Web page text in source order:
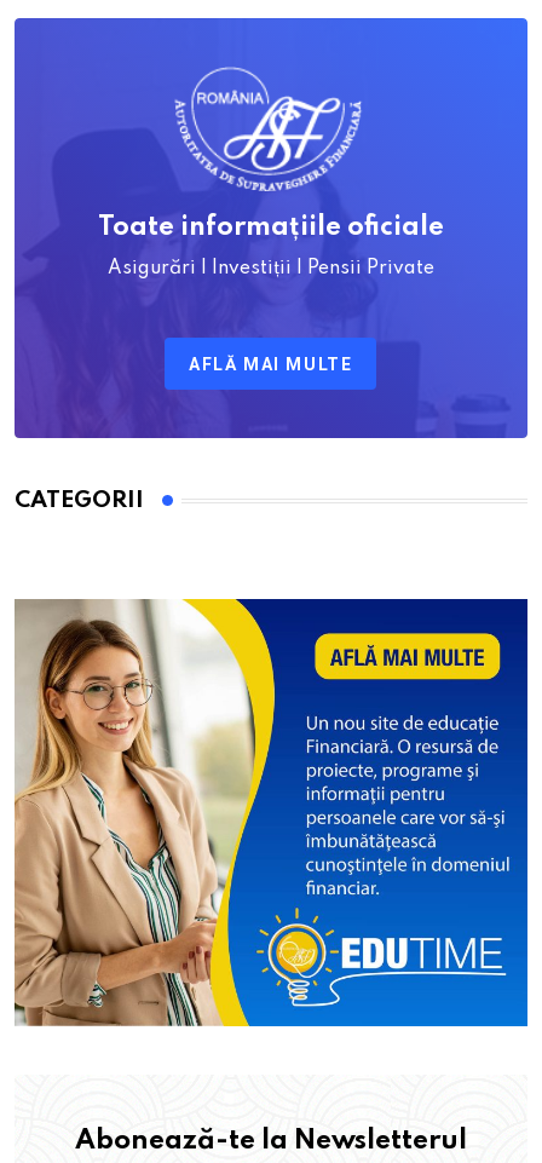
Toate informațiile oficiale
Asigurări | Investiții | Pensii Private
AFLĂ MAI MULTE
CATEGORII
Abonează-te la Newsletterul